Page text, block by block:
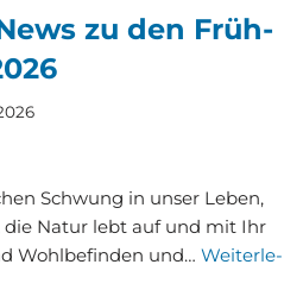
zu den Früh­
Schwung in unser Leben,
Natur lebt auf und mit Ihr
Wohl­be­fin­den und… Wei­ter­le­